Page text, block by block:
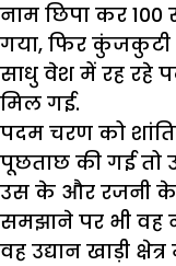
नाम छिपा कर 100
गया, फिर कुंजकुटी
साधु वेश में रह रहे
मिल गई.
पदम चरण को
पूछताछ की गई तो
उस के और रजनी के
समझाने पर भी वह
वह उद्यान खाड़ी